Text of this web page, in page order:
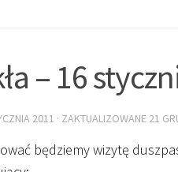
– 16
2011 · ZAKTUALIZOWANE 21
będziemy wizytę